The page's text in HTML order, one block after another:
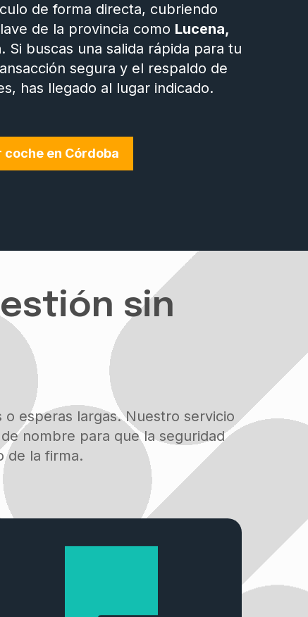
de forma directa, cubriendo
de la provincia como Lucena,
. Si buscas una salida rápida para tu
segura y el respaldo de
has llegado al lugar indicado.
coche en Córdoba
sin
esperas largas. Nuestro servicio
nombre para que la seguridad
de la firma.